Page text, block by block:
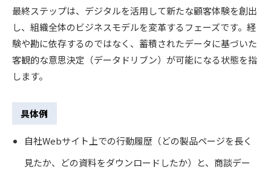
最終ステップは、デジタルを活用して新たな顧客体験を創出
し、組織全体のビジネスモデルを変革するフェーズです。経
験や勘に依存するのではなく、蓄積されたデータに基づいた
客観的な意思決定（データドリブン）が可能になる状態を指
します。
具体例
自社Webサイト上での行動履歴（どの製品ページを長く
見たか、どの資料をダウンロードしたか）と、商談デー